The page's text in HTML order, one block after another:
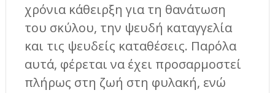
χρόνια κάθειρξη για τη θανάτωση
του σκύλου, την ψευδή καταγγελία
και τις ψευδείς καταθέσεις. Παρόλα
αυτά, φέρεται να έχει προσαρμοστεί
πλήρως στη ζωή στη φυλακή, ενώ